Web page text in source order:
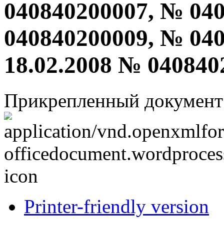
040840200007, №
040840200009, №
18.02.2008 №
Прикрепленный
Printer-friendly version